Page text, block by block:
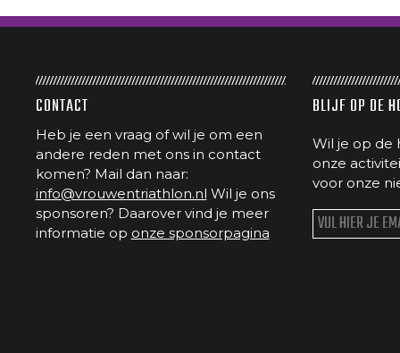
CONTACT
Heb je een vraag of wil je om een
andere reden met ons in contact
komen? Mail dan naar:
info@vrouwentriathlon.nl Wil je ons
sponsoren? Daarover vind je meer
informatie op onze sponsorpagina
BLIJF OP DE
Wil je op de
onze
voor onze